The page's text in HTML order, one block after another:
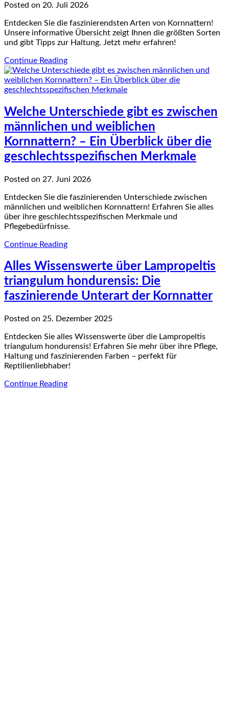
Posted on 20. Juli 2026
Entdecken Sie die faszinierendsten Arten von Kornnattern!
Unsere informative Übersicht zeigt Ihnen die größten Sorten
und gibt Tipps zur Haltung. Jetzt mehr erfahren!
Continue Reading
Welche Unterschiede gibt es zwischen
männlichen und weiblichen
Kornnattern? – Ein Überblick über die
geschlechtsspezifischen Merkmale
Posted on 27. Juni 2026
Entdecken Sie die faszinierenden Unterschiede zwischen
männlichen und weiblichen Kornnattern! Erfahren Sie alles
über ihre geschlechtsspezifischen Merkmale und
Pflegebedürfnisse.
Continue Reading
Alles Wissenswerte über Lampropeltis
triangulum hondurensis: Die
faszinierende Unterart der Kornnatter
Posted on 25. Dezember 2025
Entdecken Sie alles Wissenswerte über die Lampropeltis
triangulum hondurensis! Erfahren Sie mehr über ihre Pflege,
Haltung und faszinierenden Farben – perfekt für
Reptilienliebhaber!
Continue Reading